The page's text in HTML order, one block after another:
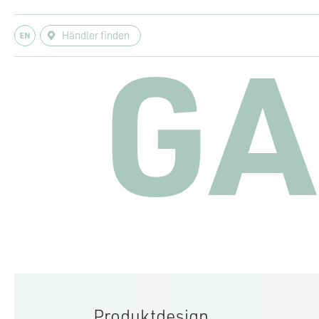
Händler finden